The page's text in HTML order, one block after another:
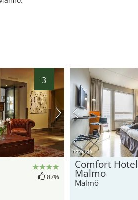
3
87%
hotel.de
Comfort Hotel
Malmo
Malmö